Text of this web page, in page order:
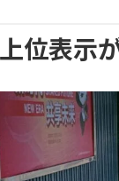
位表示